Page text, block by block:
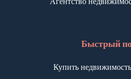
Быстрый
Купить